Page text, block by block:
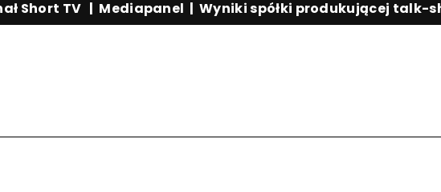
Short TV |Mediapanel | Wyniki spółki produkującej talk-